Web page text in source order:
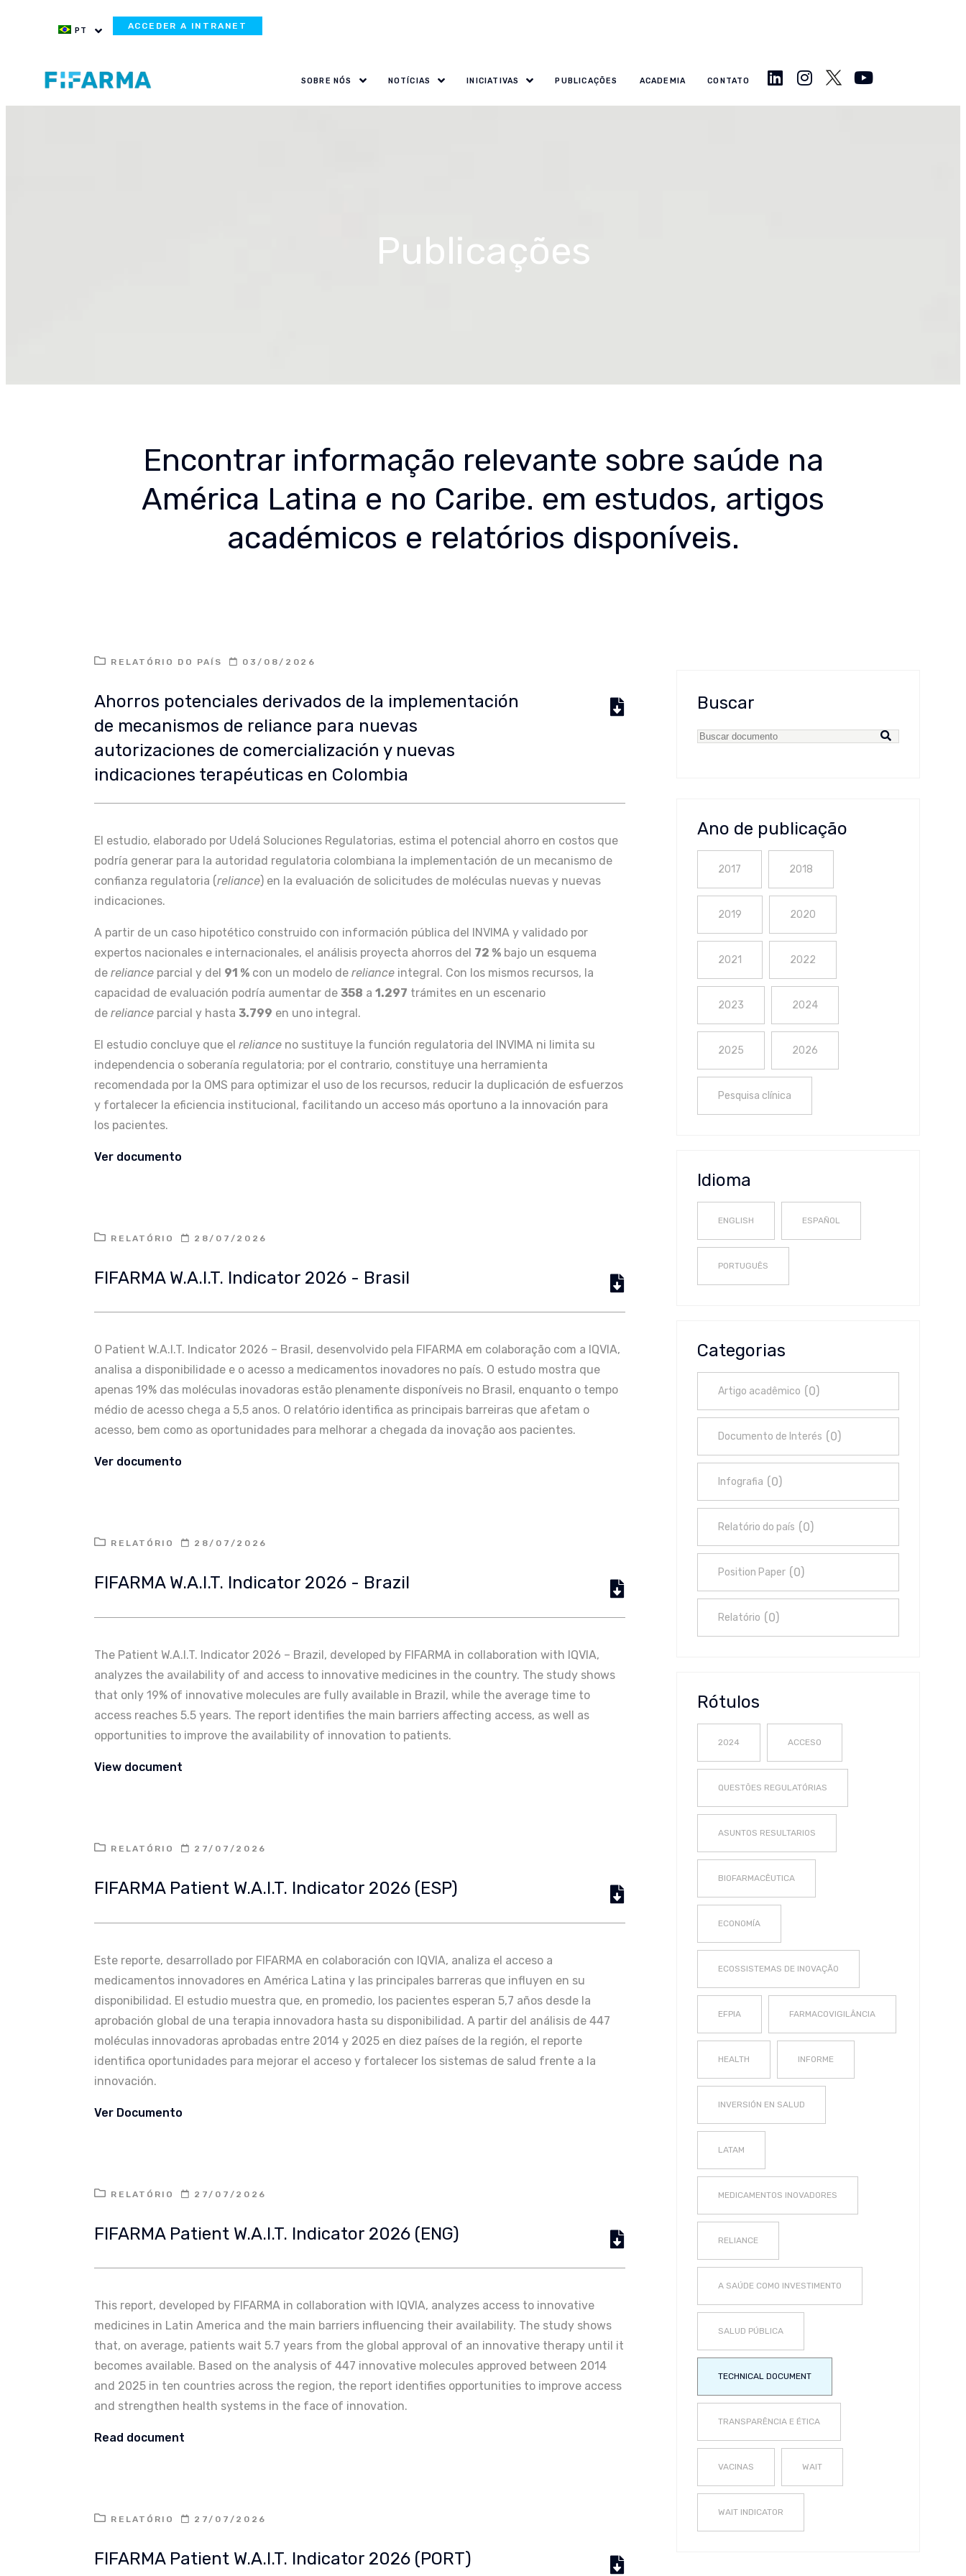
PT ACCEDER A INTRANET
SOBRE NÓS NOTÍCIAS INICIATIVAS PUBLICAÇÕES ACADEMIA CONTATO
Publicações
Encontrar informação relevante sobre saúde na
América Latina e no Caribe. em estudos, artigos
académicos e relatórios disponíveis.
RELATÓRIO DO PAÍS 03/08/2026
Ahorros potenciales derivados de la implementación
de mecanismos de reliance para nuevas
autorizaciones de comercialización y nuevas
indicaciones terapéuticas en Colombia
El estudio, elaborado por Udelá Soluciones Regulatorias, estima el potencial ahorro en costos que
podría generar para la autoridad regulatoria colombiana la implementación de un mecanismo de
confianza regulatoria (reliance) en la evaluación de solicitudes de moléculas nuevas y nuevas
indicaciones.
A partir de un caso hipotético construido con información pública del INVIMA y validado por
expertos nacionales e internacionales, el análisis proyecta ahorros del 72 % bajo un esquema
dereliance parcial y del 91 % con un modelo dereliance integral. Con los mismos recursos, la
capacidad de evaluación podría aumentar de358 a1.297 trámites en un escenario
dereliance parcial y hasta3.799 en uno integral.
El estudio concluye que elreliance no sustituye la función regulatoria del INVIMA ni limita su
independencia o soberanía regulatoria; por el contrario, constituye una herramienta
recomendada por la OMS para optimizar el uso de los recursos, reducir la duplicación de esfuerzos
y fortalecer la eficiencia institucional, facilitando un acceso más oportuno a la innovación para
los pacientes.
Ver documento
RELATÓRIO 28/07/2026
FIFARMA W.A.I.T. Indicator 2026 - Brasil
O Patient W.A.I.T. Indicator 2026 – Brasil, desenvolvido pela FIFARMA em colaboração com a IQVIA,
analisa a disponibilidade e o acesso a medicamentos inovadores no país. O estudo mostra que
apenas 19% das moléculas inovadoras estão plenamente disponíveis no Brasil, enquanto o tempo
médio de acesso chega a 5,5 anos. O relatório identifica as principais barreiras que afetam o
acesso, bem como as oportunidades para melhorar a chegada da inovação aos pacientes.
Ver documento
RELATÓRIO 28/07/2026
FIFARMA W.A.I.T. Indicator 2026 - Brazil
The Patient W.A.I.T. Indicator 2026 – Brazil, developed by FIFARMA in collaboration with IQVIA,
analyzes the availability of and access to innovative medicines in the country. The study shows
that only 19% of innovative molecules are fully available in Brazil, while the average time to
access reaches 5.5 years. The report identifies the main barriers affecting access, as well as
opportunities to improve the availability of innovation to patients.
View document
RELATÓRIO 27/07/2026
FIFARMA Patient W.A.I.T. Indicator 2026 (ESP)
Este reporte, desarrollado por FIFARMA en colaboración con IQVIA, analiza el acceso a
medicamentos innovadores en América Latina y las principales barreras que influyen en su
disponibilidad. El estudio muestra que, en promedio, los pacientes esperan 5,7 años desde la
aprobación global de una terapia innovadora hasta su disponibilidad. A partir del análisis de 447
moléculas innovadoras aprobadas entre 2014 y 2025 en diez países de la región, el reporte
identifica oportunidades para mejorar el acceso y fortalecer los sistemas de salud frente a la
innovación.
Ver Documento
RELATÓRIO 27/07/2026
FIFARMA Patient W.A.I.T. Indicator 2026 (ENG)
This report, developed by FIFARMA in collaboration with IQVIA, analyzes access to innovative
medicines in Latin America and the main barriers influencing their availability. The study shows
that, on average, patients wait 5.7 years from the global approval of an innovative therapy until it
becomes available. Based on the analysis of 447 innovative molecules approved between 2014
and 2025 in ten countries across the region, the report identifies opportunities to improve access
and strengthen health systems in the face of innovation.
Read document
RELATÓRIO 27/07/2026
FIFARMA Patient W.A.I.T. Indicator 2026 (PORT)
Buscar
Ano de publicação
2017 2018
2019 2020
2021 2022
2023 2024
2025 2026
Pesquisa clínica
Idioma
ENGLISH ESPAÑOL
PORTUGUÊS
Categorias
Artigo acadêmico (0)
Documento de Interés (0)
Infografia (0)
Relatório do país (0)
Position Paper (0)
Relatório (0)
Rótulos
2024 ACCESO
QUESTÕES REGULATÓRIAS
ASUNTOS RESULTARIOS
BIOFARMACÊUTICA
ECONOMÍA
ECOSSISTEMAS DE INOVAÇÃO
EFPIA FARMACOVIGILÂNCIA
HEALTH INFORME
INVERSIÓN EN SALUD
LATAM
MEDICAMENTOS INOVADORES
RELIANCE
A SAÚDE COMO INVESTIMENTO
SALUD PÚBLICA
TECHNICAL DOCUMENT
TRANSPARÊNCIA E ÉTICA
VACINAS WAIT
WAIT INDICATOR